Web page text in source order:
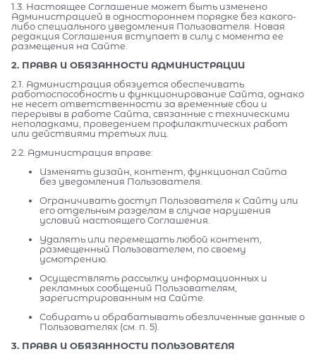
1.3. Настоящее Соглашение может быть изменено
Администрацией в одностороннем порядке без какого-
либо специального уведомления Пользователя. Новая
редакция Соглашения вступает в силу с момента ее
размещения на Сайте.
2. ПРАВА И ОБЯЗАННОСТИ АДМИНИСТРАЦИИ
2.1. Администрация обязуется обеспечивать
работоспособность и функционирование Сайта, однако
не несет ответственности за временные сбои и
перерывы в работе Сайта, связанные с техническими
неполадками, проведением профилактических работ
или действиями третьих лиц.
2.2. Администрация вправе:
Изменять дизайн, контент, функционал Сайта
без уведомления Пользователя.
Ограничивать доступ Пользователя к Сайту или
его отдельным разделам в случае нарушения
условий настоящего Соглашения.
Удалять или перемещать любой контент,
размещенный Пользователем, по своему
усмотрению.
Осуществлять рассылку информационных и
рекламных сообщений Пользователям,
зарегистрированным на Сайте.
Собирать и обрабатывать обезличенные данные о
Пользователях (см. п. 5).
3. ПРАВА И ОБЯЗАННОСТИ ПОЛЬЗОВАТЕЛЯ